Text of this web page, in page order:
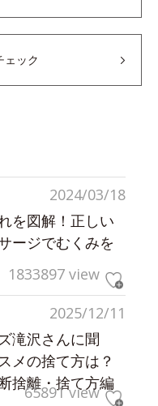
ェック
2024/03/18
を図解！正しい
ージでむくみを
1833897 view
2025/12/11
滝沢さんに聞
メの捨て方は？
捨離・捨て方編
65891 view